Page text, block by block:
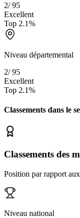
2/95
Excellent
Top 2.1%
Niveau départemental
2/95
Excellent
Top 2.1%
Classements dans le
Classements des
Position par rapport
Niveau national